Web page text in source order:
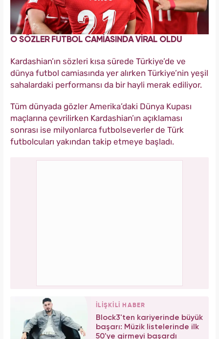
O SÖZLER FUTBOL CAMİASINDA VİRAL OLDU
Kardashian’ın sözleri kısa sürede Türkiye’de ve
dünya futbol camiasında yer alırken Türkiye’nin yeşil
sahalardaki performansı da bir hayli merak ediliyor.
Tüm dünyada gözler Amerika’daki Dünya Kupası
maçlarına çevrilirken Kardashian’ın açıklaması
sonrası ise milyonlarca futbolseverler de Türk
futbolcuları yakından takip etmeye başladı.
İLİŞKİLİ HABER
Block3'ten kariyerinde büyük
başarı: Müzik listelerinde ilk
50'ye girmeyi başardı